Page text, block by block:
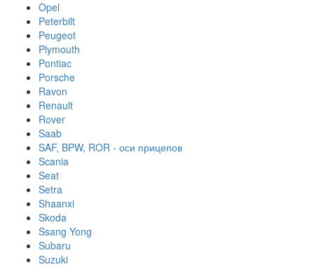
Opel
Peterbilt
Peugeot
Plymouth
Pontiac
Porsche
Ravon
Renault
Rover
Saab
SAF, BPW, ROR - оси прицепов
Scania
Seat
Setra
Shaanxi
Skoda
Ssang Yong
Subaru
Suzuki